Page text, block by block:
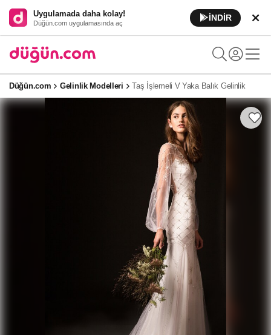
Uygulamada daha kolay!
Düğün.com uygulamasında aç
İNDİR
Düğün.com Gelinlik Modelleri Taş İşlemeli V Yaka Balık Gelinlik